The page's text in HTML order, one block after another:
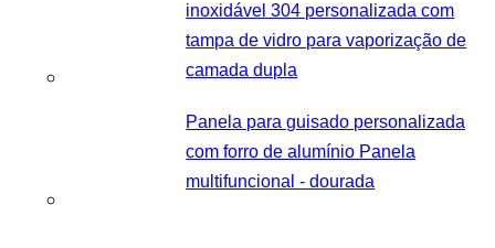
inoxidável 304 personalizada com
tampa de vidro para vaporização de
camada dupla
Panela para guisado personalizada
com forro de alumínio Panela
multifuncional - dourada